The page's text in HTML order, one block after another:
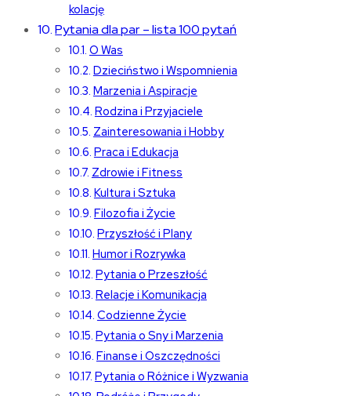
kolację
Pytania dla par – lista 100 pytań
O Was
Dzieciństwo i Wspomnienia
Marzenia i Aspiracje
Rodzina i Przyjaciele
Zainteresowania i Hobby
Praca i Edukacja
Zdrowie i Fitness
Kultura i Sztuka
Filozofia i Życie
Przyszłość i Plany
Humor i Rozrywka
Pytania o Przeszłość
Relacje i Komunikacja
Codzienne Życie
Pytania o Sny i Marzenia
Finanse i Oszczędności
Pytania o Różnice i Wyzwania